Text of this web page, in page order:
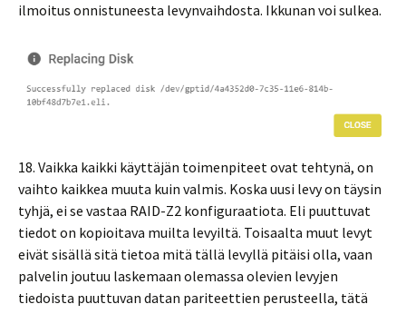
ilmoitus onnistuneesta levynvaihdosta. Ikkunan voi sulkea.
18. Vaikka kaikki käyttäjän toimenpiteet ovat tehtynä, on
vaihto kaikkea muuta kuin valmis. Koska uusi levy on täysin
tyhjä, ei se vastaa RAID-Z2 konfiguraatiota. Eli puuttuvat
tiedot on kopioitava muilta levyiltä. Toisaalta muut levyt
eivät sisällä sitä tietoa mitä tällä levyllä pitäisi olla, vaan
palvelin joutuu laskemaan olemassa olevien levyjen
tiedoista puuttuvan datan pariteettien perusteella, tätä